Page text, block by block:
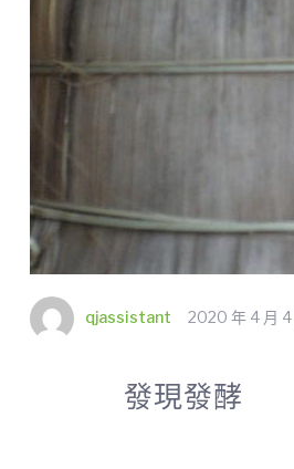
qjassistant 2020 年 4 月 4
發現發酵